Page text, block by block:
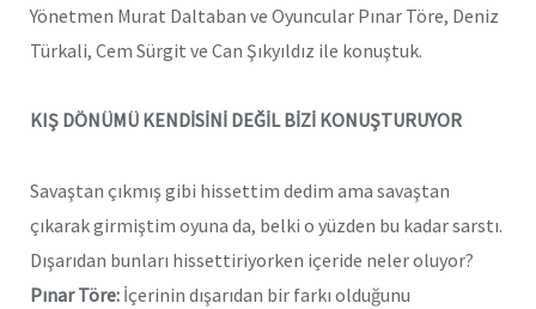
Yönetmen Murat Daltaban ve Oyuncular Pınar Töre, Deniz
Türkali, Cem Sürgit ve Can Şıkyıldız ile konuştuk.
KIŞ DÖNÜMÜ KENDİSİNİ DEĞİL BİZİ KONUŞTURUYOR
Savaştan çıkmış gibi hissettim dedim ama savaştan
çıkarak girmiştim oyuna da, belki o yüzden bu kadar sarstı.
Dışarıdan bunları hissettiriyorken içeride neler oluyor?
Pınar Töre: İçerinin dışarıdan bir farkı olduğunu